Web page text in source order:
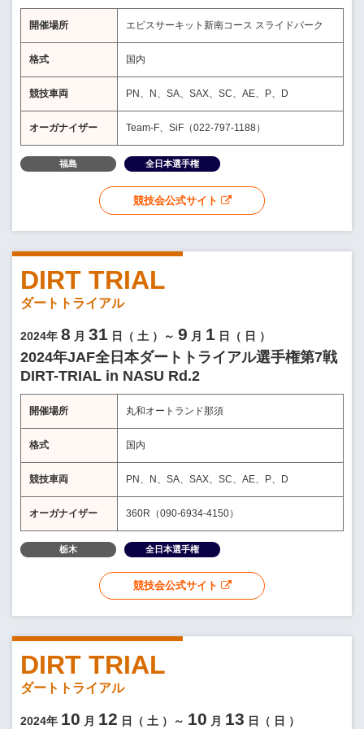
開催場所 エビスサーキット新南コース スライドパーク
格式 国内
競技車両 PN、N、SA、SAX、SC、AE、P、D
オーガナイザー Team-F、SiF（022-797-1188）
福島 全日本選手権
競技会公式サイト
DIRT TRIAL
ダートトライアル
2024年 8 月 31 日（ 土 ）～ 9 月 1 日（ 日 ）
2024年JAF全日本ダートトライアル選手権第7戦
DIRT-TRIAL in NASU Rd.2
開催場所 丸和オートランド那須
格式 国内
競技車両 PN、N、SA、SAX、SC、AE、P、D
オーガナイザー 360R（090-6934-4150）
栃木 全日本選手権
競技会公式サイト
DIRT TRIAL
ダートトライアル
2024年 10 月 12 日（ 土 ）～ 10 月 13 日（ 日 ）